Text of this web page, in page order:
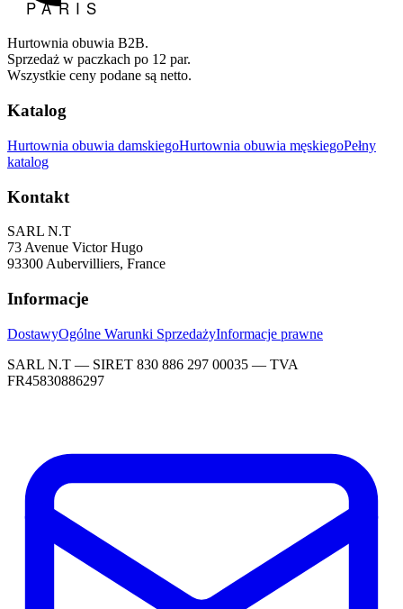
Hurtownia obuwia B2B.
Sprzedaż w paczkach po 12 par.
Wszystkie ceny podane są netto.
Katalog
Hurtownia obuwia damskiegoHurtownia obuwia męskiegoPełny
katalog
Kontakt
SARL N.T
73 Avenue Victor Hugo
93300 Aubervilliers, France
Informacje
DostawyOgólne Warunki SprzedażyInformacje prawne
SARL N.T — SIRET 830 886 297 00035 — TVA
FR45830886297